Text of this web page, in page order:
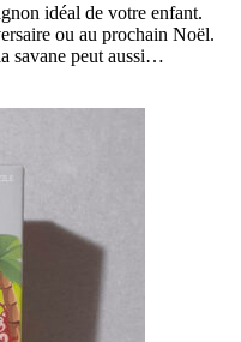
idéal de votre enfant.
ou au prochain Noël.
savane peut aussi…